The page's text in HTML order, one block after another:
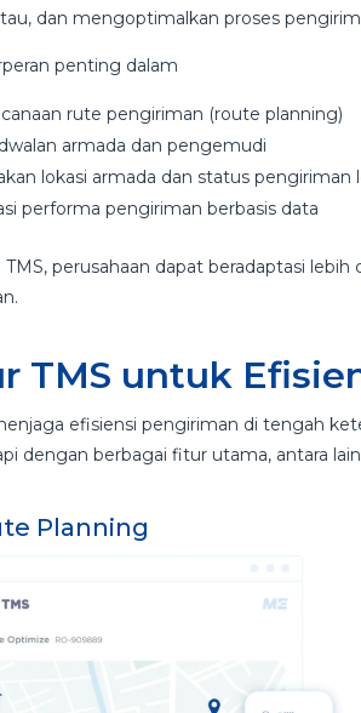
dan mengoptimalkan proses
penting dalam
rute pengiriman (route planning)
armada dan pengemudi
lokasi armada dan status pengiriman
performa pengiriman berbasis data
TMS, perusahaan dapat beradaptasi
TMS untuk
efisiensi pengiriman di tengah
dengan berbagai fitur utama, antara
Planning